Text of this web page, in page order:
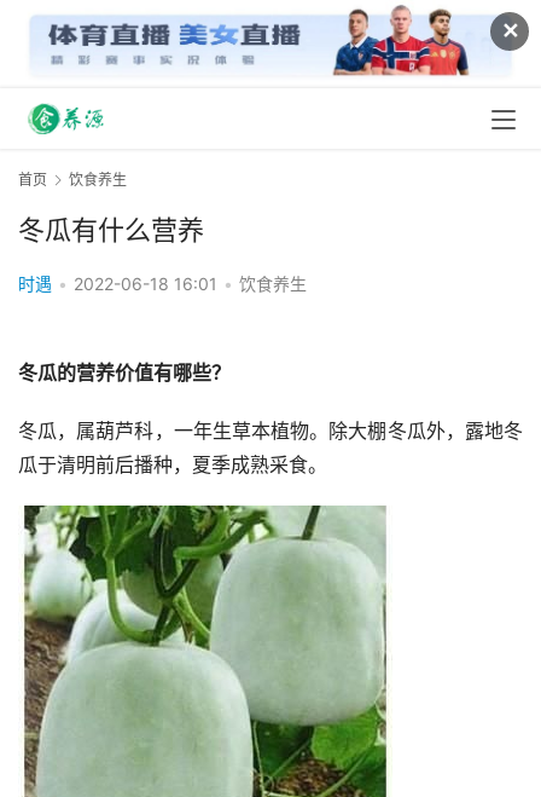
✕
首页 饮食养生
冬瓜有什么营养
时遇 • 2022-06-18 16:01 • 饮食养生
冬瓜的营养价值有哪些？
冬瓜，属葫芦科，一年生草本植物。除大棚冬瓜外，露地冬
瓜于清明前后播种，夏季成熟采食。